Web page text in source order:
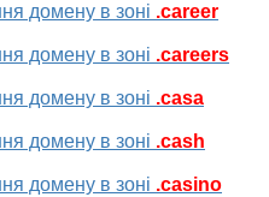
домену в зоні .career
домену в зоні .careers
домену в зоні .casa
домену в зоні .cash
домену в зоні .casino